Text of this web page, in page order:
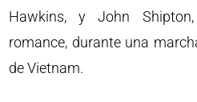
Hawkins, y John
romance, durante una
de Vietnam.